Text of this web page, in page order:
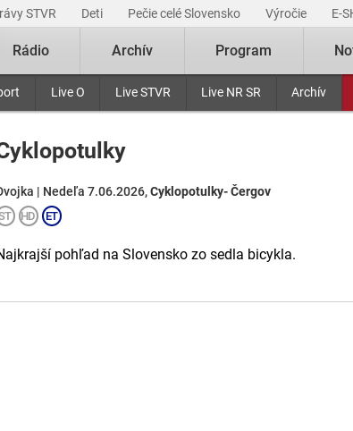
STVR Deti Pečie celé Slovensko Výročie E-
Live O Live STVR Live NR SR Archív
Rádio Archív Program
| Nedeľa 7.06.2026,Cyklopotulky- Čergov
pohľad na Slovensko zo sedla bicykla.